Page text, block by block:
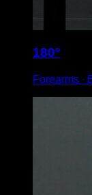
180º
Forearms ∙